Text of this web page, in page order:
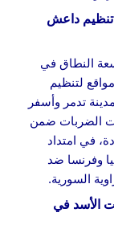
تنظيم داعش
النطاق في
لتنظيم
تدمر وأسفر
الضربات ضمن
في امتداد
وفرنسا ضد
السورية.
رفعت الأسد في